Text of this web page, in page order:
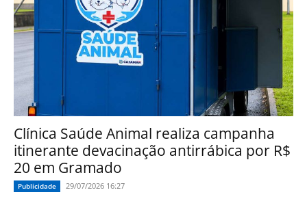
Clínica Saúde Animal realiza campanha
itinerante devacinação antirrábica por R$
20 em Gramado
Publicidade 29/07/2026 16:27